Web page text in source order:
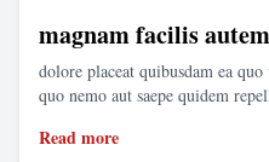
magnam facilis
dolore placeat quibusdam ea
quo nemo aut saepe quidem
Read more